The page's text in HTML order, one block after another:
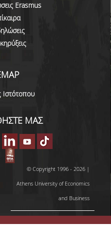
Erasmus
Ιστότοπου
ΜΑΣ
© Copyright 1996 - 2026 |
Athens University of Economics
and Business